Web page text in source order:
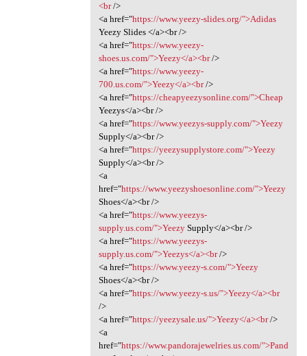
<br/>
<a href="https://www.yeezy-slides.org/">Adidas
Yeezy Slides </a><br />
<a href="https://www.yeezy-
shoes.us.com/">Yeezy</a><br/>
<a href="https://www.yeezy-
700.us.com/">Yeezy</a><br/>
<a href="https://cheapyeezysonline.com/">Cheap
Yeezys</a><br />
<a href="https://www.yeezys-supply.com/">Yeezy
Supply</a><br />
<a href="https://yeezysupplystore.com/">Yeezy
Supply</a><br />
<a
href="https://www.yeezyshoesonline.com/">Yeezy
Shoes</a><br />
<a href="https://www.yeezys-
supply.us.com/">YeezySupply</a><br />
<a href="https://www.yeezys-
supply.us.com/">Yeezys</a><br/>
<a href="https://www.yeezy-s.com/">Yeezy
Shoes</a><br />
<a href="https://www.yeezy-s.us/">Yeezy</a><br
/>
<a href="https://yeezysale.us/">Yeezy</a><br/>
<a
href="https://www.pandorajewelries.us.com/">Pand